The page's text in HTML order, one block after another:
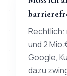
Rechtlich:
und 2
Google,
dazu